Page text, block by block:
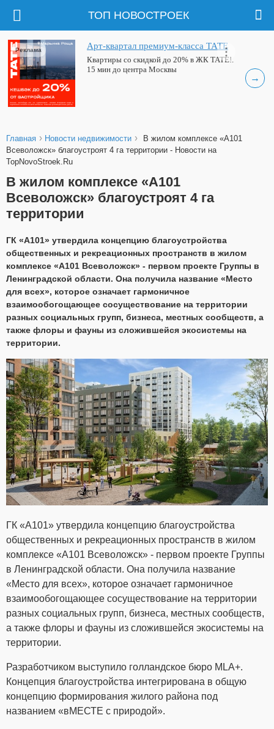
ТОП НОВОСТРОЕК
→
Арт-квартал премиум-класса ТАТЕ
Квартиры со скидкой до 20% в ЖК ТАТЕ!.
15 мин до центра Москвы
Реклама
Главная › Новости недвижимости ›
В жилом комплексе «А101
Всеволожск» благоустроят 4 га территории - Новости на
TopNovoStroek.Ru
В жилом комплексе «А101
Всеволожск» благоустроят 4 га
территории
ГК «А101» утвердила концепцию благоустройства
общественных и рекреационных пространств в жилом
комплексе «А101 Всеволожск» - первом проекте Группы в
Ленинградской области. Она получила название «Место
для всех», которое означает гармоничное
взаимообогощающее сосуществование на территории
разных социальных групп, бизнеса, местных сообществ, а
также флоры и фауны из сложившейся экосистемы на
территории.
ГК «А101» утвердила концепцию благоустройства
общественных и рекреационных пространств в жилом
комплексе «А101 Всеволожск» - первом проекте Группы
в Ленинградской области. Она получила название
«Место для всех», которое означает гармоничное
взаимообогощающее сосуществование на территории
разных социальных групп, бизнеса, местных сообществ,
а также флоры и фауны из сложившейся экосистемы на
территории.
Разработчиком выступило голландское бюро MLA+.
Концепция благоустройства интегрирована в общую
концепцию формирования жилого района под
названием «вМЕСТЕ с природой».